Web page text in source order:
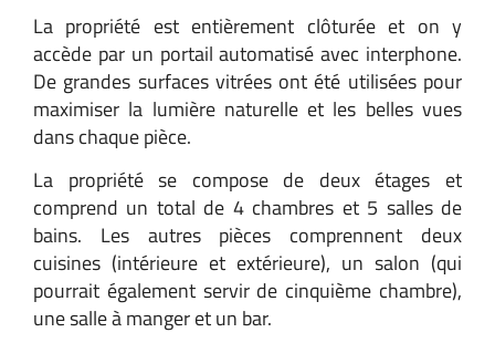
La propriété est entièrement clôturée et on y
accède par un portail automatisé avec interphone.
De grandes surfaces vitrées ont été utilisées pour
maximiser la lumière naturelle et les belles vues
dans chaque pièce.
La propriété se compose de deux étages et
comprend un total de 4 chambres et 5 salles de
bains. Les autres pièces comprennent deux
cuisines (intérieure et extérieure), un salon (qui
pourrait également servir de cinquième chambre),
une salle à manger et un bar.